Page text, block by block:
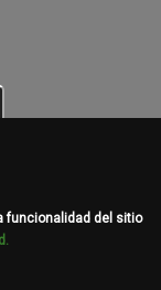
funcionalidad del sitio